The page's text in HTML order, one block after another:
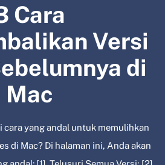
Cara
Versi
di
Mac
cara yang andal untuk memulihkan
di Mac? Di halaman ini, Anda akan